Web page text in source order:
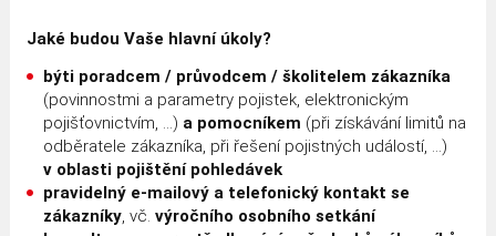
Jaké budou Vaše hlavní úkoly?
býti poradcem / průvodcem / školitelem zákazníka
(povinnostmi a parametry pojistek, elektronickým
pojišťovnictvím, …) a pomocníkem (při získávání limitů na
odběratele zákazníka, při řešení pojistných událostí, …)
v oblasti pojištění pohledávek
pravidelný e-mailový a telefonický kontakt se
zákazníky, vč. výročního osobního setkání